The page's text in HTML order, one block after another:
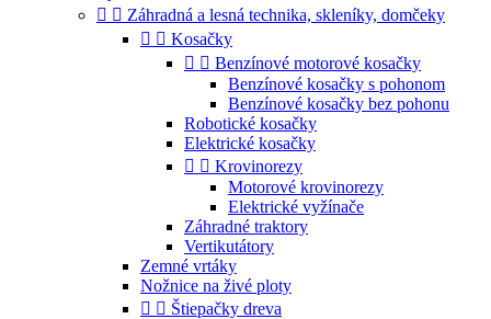
  Záhradná a lesná technika, skleníky, domčeky
  Kosačky
  Benzínové motorové kosačky
Benzínové kosačky s pohonom
Benzínové kosačky bez pohonu
Robotické kosačky
Elektrické kosačky
  Krovinorezy
Motorové krovinorezy
Elektrické vyžínače
Záhradné traktory
Vertikutátory
Zemné vrtáky
Nožnice na živé ploty
  Štiepačky dreva